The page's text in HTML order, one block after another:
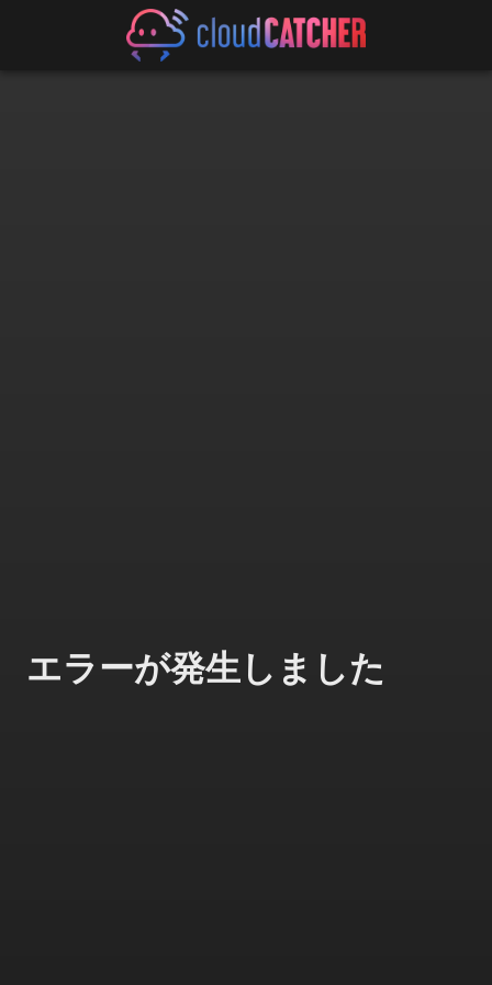
エラーが発生しました